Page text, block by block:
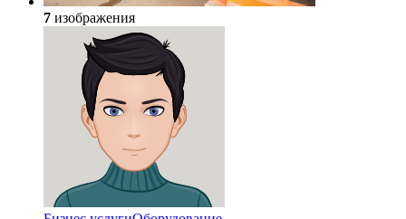
7 изображения